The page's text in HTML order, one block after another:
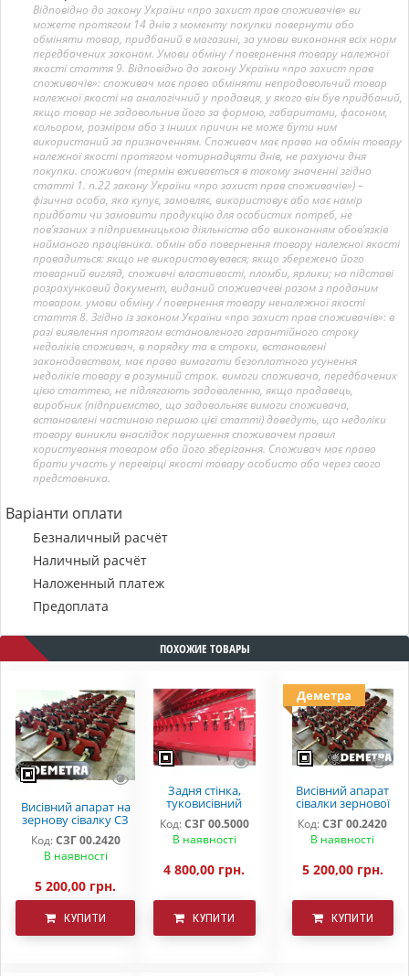
Відповідно до закону України «про захист прав споживачів» ви
можете протягом 14 днів з моменту покупки повернути або
обміняти товар, придбаний в магазині, за умови виконання всіх норм
передбачених законом. Умови обміну / повернення товару належної
якості стаття 9. Відповідно до закону України «про захист прав
споживачів»: споживач має право обміняти непродовольчий товар
належної якості на аналогічний у продавця, у якого він був придбаний,
якщо товар не задовольнив його за формою, габаритами, фасоном,
кольором, розміром або з інших причин не може бути ним
використаний за призначенням. Споживач має право на обмін товару
належної якості протягом чотирнадцяти днів, не рахуючи дня
покупки. споживач (термін вживається в такому значенні згідно
статті 1. п.22 закону України «про захист прав споживачів») –
фізична особа, яка купує, замовляє, використовує або має намір
придбати чи замовити продукцію для особистих потреб, не
пов’язаних з підприємницькою діяльністю або виконанням обов’язків
найманого працівника. обмін або повернення товару належної якості
провадиться: якщо не використовувався; якщо збережено його
товарний вигляд, споживчі властивості, пломби, ярлики; на підставі
розрахунковий документ, виданий споживачеві разом з проданим
товаром. умови обміну / повернення товару неналежної якості
стаття 8. Згідно із законом України «про захист прав споживачів»: в
разі виявлення протягом встановленого гарантійного строку
недоліків споживач, в порядку та в строки, встановлені
законодавством, має право вимагати безоплатного усунення
недоліків товару в розумний строк. вимоги споживача, передбачених
цією статтею, не підлягають задоволенню, якщо продавець,
виробник (підприємство, що задовольняє вимоги споживача,
встановлені частиною першою цієї статті) доведуть, що недоліки
товару виникли внаслідок порушення споживачем правил
користування товаром або його зберігання. Споживач має право
брати участь у перевірці якості товару особисто або через свого
представника.
Варіанти оплати
Безналичный расчёт
Наличный расчёт
Наложенный платеж
Предоплата
ПОХОЖИЕ ТОВАРЫ
Висівний апарат на
зернову сівалку СЗ
3,6 СЗ 5,4 СЗП
СЗТ(металокераміка
)
Код:СЗГ 00.2420
В наявності
5 200,00 грн.
КУПИТИ
Задня стінка,
туковисівний
аппарат СЗ 3.6 СЗ
5.4 СЗП СЗТ
Код:СЗГ 00.5000
В наявності
4 800,00 грн.
КУПИТИ
Деметра
Висівний апарат
сівалки зернової
СЗ 3,6(5,4)
Код:СЗГ 00.2420
В наявності
5 200,00 грн.
КУПИТИ